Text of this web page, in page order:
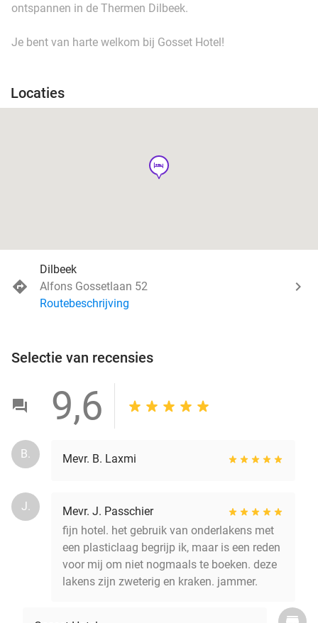
ontspannen in de Thermen Dilbeek.
Je bent van harte welkom bij Gosset Hotel!
Locaties
hotel
Dilbeek
Alfons Gossetlaan 52
Routebeschrijving
Selectie van recensies
9,6
B. Mevr. B. Laxmi
J.
Mevr. J. Passchier
fijn hotel. het gebruik van onderlakens met
een plasticlaag begrijp ik, maar is een reden
voor mij om niet nogmaals te boeken. deze
lakens zijn zweterig en kraken. jammer.